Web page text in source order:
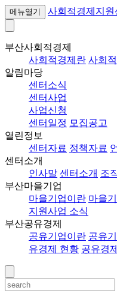
메뉴열기 사회적경제지원
부산사회적경제
사회적경제란 사회
알림마당
센터소식
센터사업
사업신청
센터일정 모집공고
열린정보
센터자료 정책자료
센터소개
인사말 센터소개 조
부산마을기업
마을기업이란 마을
지원사업 소식
부산공유경제
공유기업이란 공유
유경제 현황 공유경